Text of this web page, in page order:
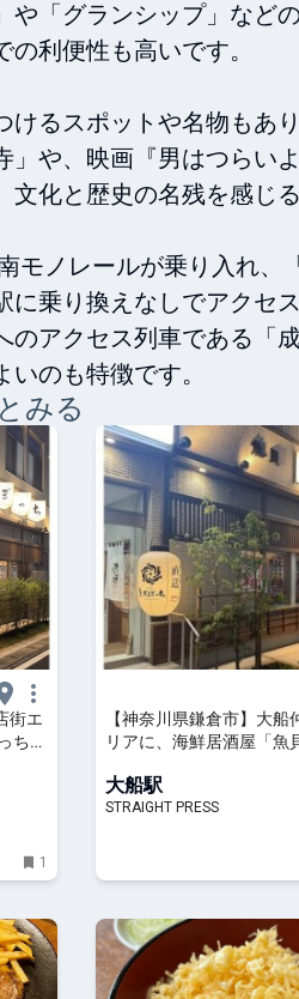
や「グランシップ」な
利便性も高いです。
けるスポットや名物もあ
」や、映画『男はつらい
化と歴史の名残を感じ
モノレールが乗り入れ、
に乗り換えなしでアクセ
のアクセス列車である「
のも特徴です。
みる
街エ
ち
1
【神奈川県鎌倉市】大船
リアに、海鮮居酒屋「魚
大船駅
STRAIGHT PRESS